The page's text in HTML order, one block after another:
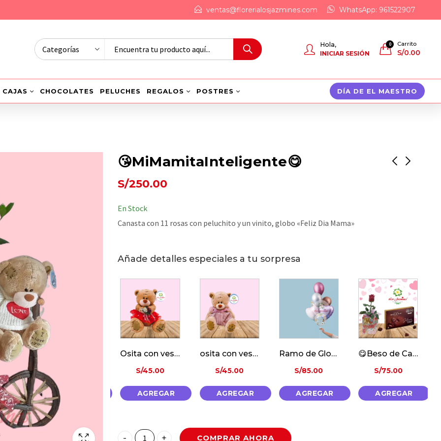
ventas@florerialosjazmines.com WhatsApp: 961522907
Hola,
INICIAR SESIÓN
0 Carrito
S/0.00
CAJAS CHOCOLATES PELUCHES REGALOS POSTRES DÍA DE EL MAESTRO
😘MiMamitaInteligente😋
S/250.00
En Stock
Canasta con 11 rosas con peluchito y un vinito, globo «Feliz Dia Mama»
Añade detalles especiales a tu sorpresa
Botella Riccadona Ruby
AGREGAR
Osita con vestido rojo
S/45.00
AGREGAR
osita con vestido
S/45.00
AGREGAR
Ramo de Globos Metalicos
S/85.00
AGREGAR
😋Beso de Cacao🍫
S/75.00
AGREGAR
COMPRAR AHORA